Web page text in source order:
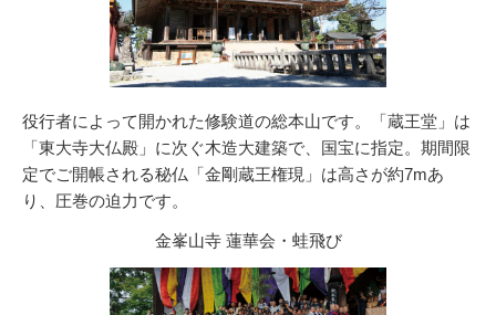
役行者によって開かれた修験道の総本山です。「蔵王堂」は
「東大寺大仏殿」に次ぐ木造大建築で、国宝に指定。期間限
定でご開帳される秘仏「金剛蔵王権現」は高さが約7mあ
り、圧巻の迫力です。
金峯山寺 蓮華会・蛙飛び